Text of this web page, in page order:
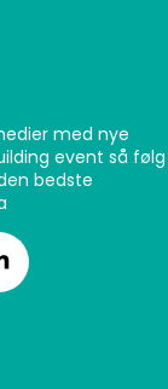
med nye
event så følg
bedste